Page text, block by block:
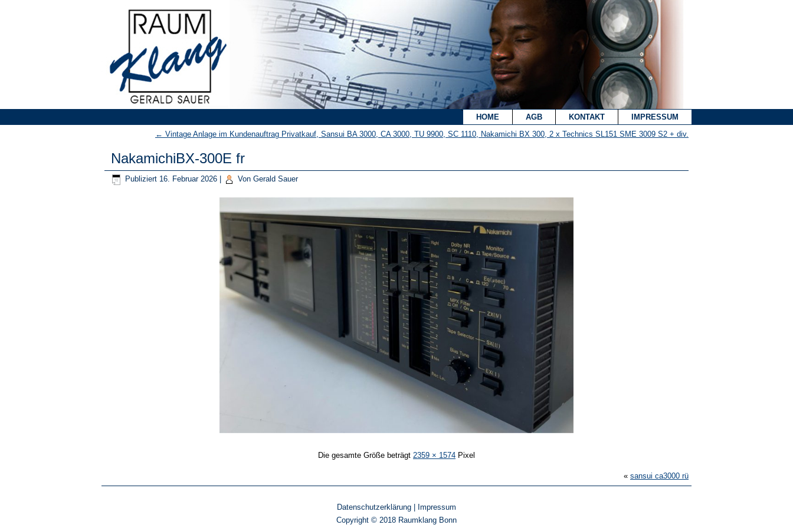
HOME AGB KONTAKT IMPRESSUM
`
← Vintage Anlage im Kundenauftrag Privatkauf, Sansui BA 3000, CA 3000, TU 9900, SC 1110, Nakamichi BX 300, 2 x Technics SL151 SME 3009 S2 + div.
NakamichiBX-300E fr
Publiziert 16. Februar 2026 Von Gerald Sauer
Die gesamte Größe beträgt 2359 × 1574 Pixel
« sansui ca3000 rü
Datenschutzerklärung
Impressum
Copyright © 2018 Raumklang Bonn